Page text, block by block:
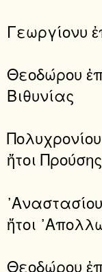
Γεωργίονυ
Θεοδώρου
Βιθυνίας
ἤτοι Προύσης
ἤτοι
Θεοδώρου